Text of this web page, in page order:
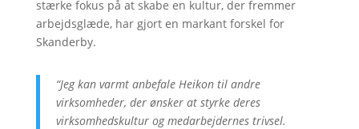
stærke fokus på at skabe en kultur, der fremmer
arbejdsglæde, har gjort en markant forskel for
Skanderby.
“Jeg kan varmt anbefale Heikon til andre
virksomheder, der ønsker at styrke deres
virksomhedskultur og medarbejdernes trivsel.